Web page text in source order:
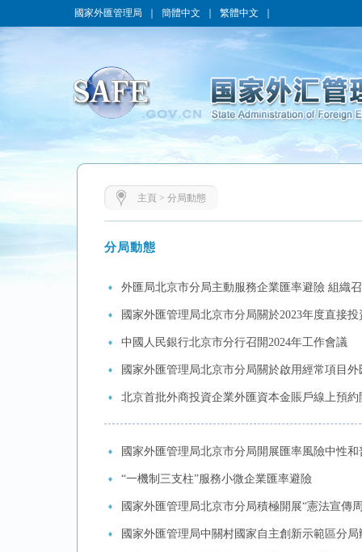
國家外匯管理局 簡體中文 繁體中文
主頁 > 分局動態
分局動態
外匯局北京市分局主動服務企業匯率避險 組織
國家外匯管理局北京市分局關於2023年度直接
中國人民銀行北京市分行召開2024年工作會議
國家外匯管理局北京市分局關於啟用經常項目
北京首批外商投資企業外匯資本金賬戶線上預
國家外匯管理局北京市分局開展匯率風險中性
“一機制三支柱”服務小微企業匯率避險
國家外匯管理局北京市分局積極開展“憲法宣傳
國家外匯管理局中關村國家自主創新示範區分